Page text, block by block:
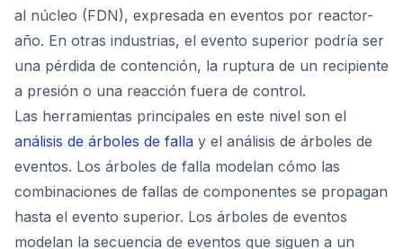
al núcleo (FDN), expresada en eventos por reactor-
año. En otras industrias, el evento superior podría ser
una pérdida de contención, la ruptura de un recipiente
a presión o una reacción fuera de control.
Las herramientas principales en este nivel son el
análisis de árboles de falla y el análisis de árboles de
eventos. Los árboles de falla modelan cómo las
combinaciones de fallas de componentes se propagan
hasta el evento superior. Los árboles de eventos
modelan la secuencia de eventos que siguen a un